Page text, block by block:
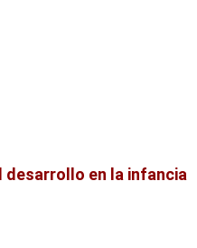
desarrollo en la infancia